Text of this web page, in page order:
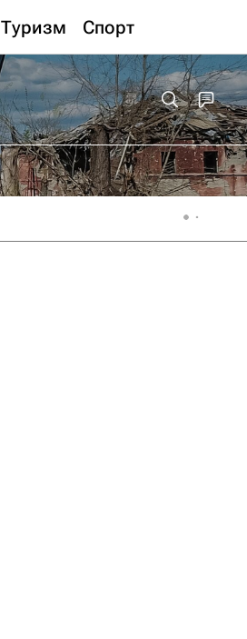
Туризм Спорт